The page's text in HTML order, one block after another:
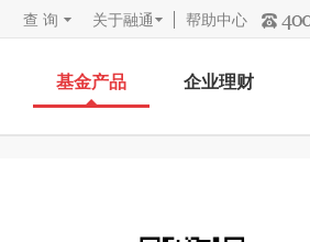
查 询 关于融通 帮助中心
基金产品 企业理财